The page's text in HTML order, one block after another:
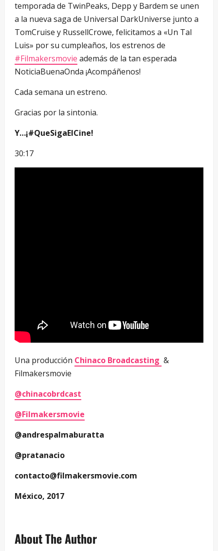
temporada de TwinPeaks, Depp y Bardem se unen
a la nueva saga de Universal DarkUniverse junto a
TomCruise y RussellCrowe, felicitamos a «Un Tal
Luis» por su cumpleaños, los estrenos de
#Filmakersmovie además de la tan esperada
NoticiaBuenaOnda ¡Acompáñenos!
Cada semana un estreno.
Gracias por la sintonia.
Y…¡#QueSigaElCine!
30:17
Una producción Chinaco Broadcasting &
Filmakersmovie
@chinacobrdcast
@Filmakersmovie
@andrespalmaburatta
@pratanacio
contacto@filmakersmovie.com
México, 2017
About The Author